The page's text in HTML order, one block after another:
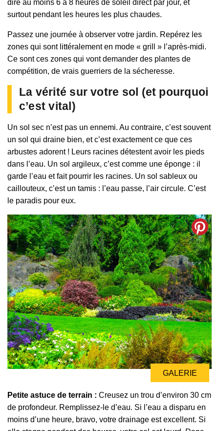
dire au moins 6 à 8 heures de soleil direct par jour, et
surtout pendant les heures les plus chaudes.
Passez une journée à observer votre jardin. Repérez les
zones qui sont littéralement en mode « grill » l’après-midi.
Ce sont ces zones qui vont demander des plantes de
compétition, de vrais guerriers de la sécheresse.
La vérité sur votre sol (et pourquoi
c’est vital)
Un sol sec n’est pas un ennemi. Au contraire, c’est souvent
un sol qui draine bien, et c’est exactement ce que ces
arbustes adorent ! Leurs racines détestent avoir les pieds
dans l’eau. Un sol argileux, c’est comme une éponge : il
garde l’eau et fait pourrir les racines. Un sol sableux ou
caillouteux, c’est un tamis : l’eau passe, l’air circule. C’est
le paradis pour eux.
GALERIE
Petite astuce de terrain : Creusez un trou d’environ 30 cm
de profondeur. Remplissez-le d’eau. Si l’eau a disparu en
moins d’une heure, bravo, votre drainage est excellent. Si